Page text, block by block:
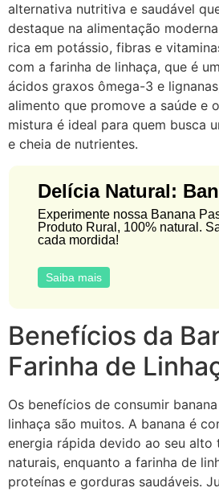
alternativa nutritiva e saudável
destaque na alimentação
rica em potássio, fibras e
com a farinha de linhaça, que é
ácidos graxos ômega-3 e
alimento que promove a saúde e
mistura é ideal para quem busca
e cheia de nutrientes.
Delícia Natural:
Experimente nossa Banana
Produto Rural, 100% natural.
cada mordida!
Saiba mais
Benefícios da
Farinha de
Os benefícios de consumir
linhaça são muitos. A banana é
energia rápida devido ao seu
naturais, enquanto a farinha de
proteínas e gorduras saudáveis.